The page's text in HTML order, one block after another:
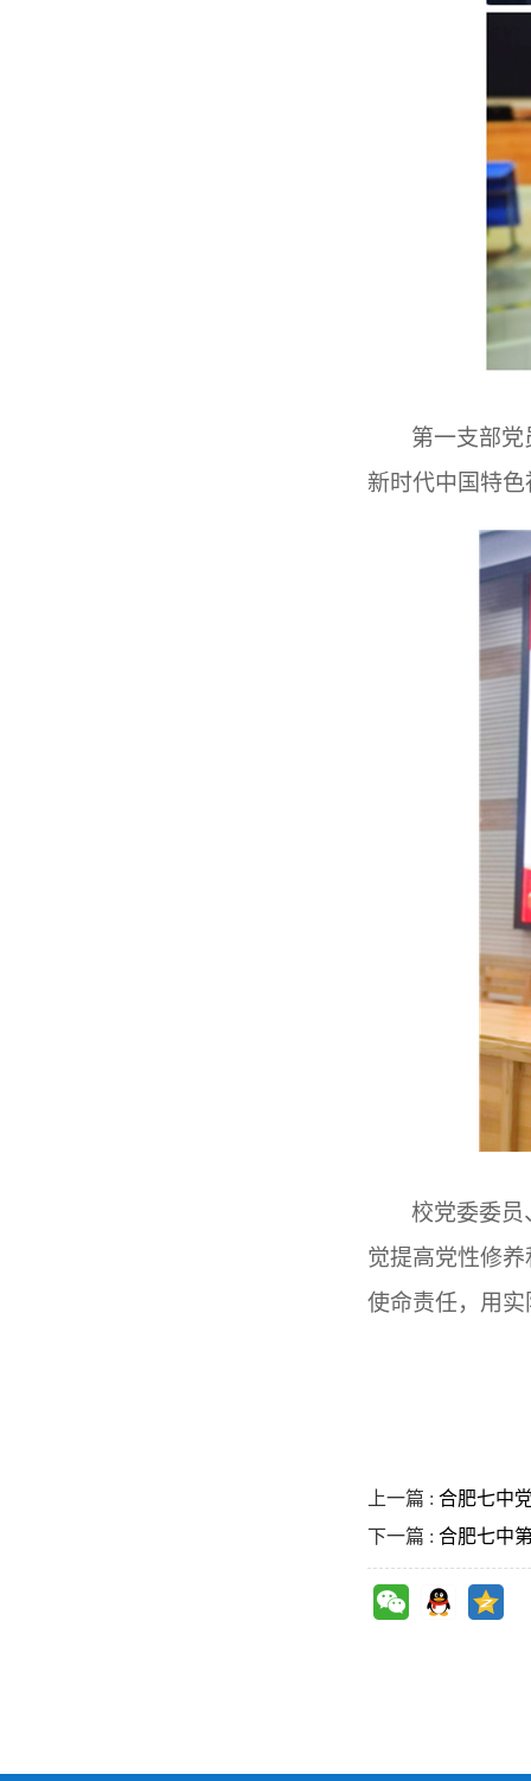
第一支部党
新时代中国特
校党委委员
觉提高党性修
使命责任，用
上一篇 : 合肥七中
下一篇 : 合肥七中